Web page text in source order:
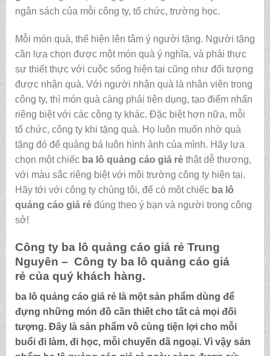
ngân sách của mỗi công ty, tổ chức, trường học.
Mỗi món quà, thể hiện lên tâm ý người tặng. Người tặng
cần lựa chọn được một món quà ý nghĩa, và phải thực
sự thiết thực với cuộc sống hiện tại cũng như đối tượng
được nhận quà. Với người nhận quà là nhân viên trong
công ty, thì món quà càng phải tiện dụng, tạo điểm nhấn
riêng biệt với các công ty khác. Đặc biệt hơn nữa, mỗi
tổ chức, công ty khi tặng quà. Họ luôn muốn nhờ quà
tặng đó để quảng bá luôn hình ảnh của mình. Hãy lựa
chọn một chiếc ba lô quảng cáo giá rẻthật dễ thương,
với màu sắc riêng biệt với môi trường công ty hiện tại.
Hãy tới với công ty chúng tôi, để có một chiếc ba lô
quảng cáo giá rẻđúng theo ý bạn và người trong công
sở!
Công ty ba lô quảng cáo giá rẻ Trung
Nguyên – Công ty ba lô quảng cáo giá
rẻ của quý khách hàng.
ba lô quảng cáo giá rẻlà một sản phẩm dùng để
đựng những món đồ cần thiết cho tất cả mọi đối
tượng. Đây là sản phẩm vô cùng tiện lợi cho mỗi
buổi đi làm, đi học, mỗi chuyến dã ngoại. Vì vậy sản